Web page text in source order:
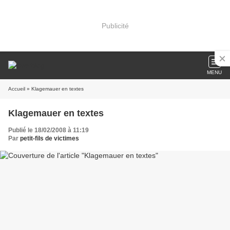
Publicité
MENU
Accueil » Klagemauer en textes
Klagemauer en textes
Publié le 18/02/2008 à 11:19
Par petit-fils de victimes